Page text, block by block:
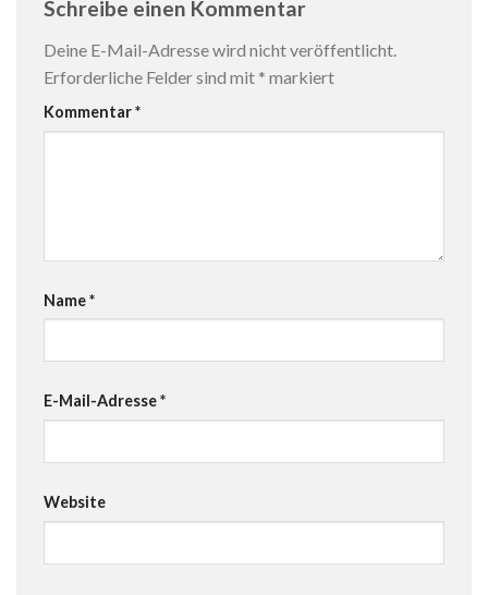
Schreibe einen Kommentar
Deine E-Mail-Adresse wird nicht veröffentlicht.
Erforderliche Felder sind mit * markiert
Kommentar*
Name*
E-Mail-Adresse*
Website